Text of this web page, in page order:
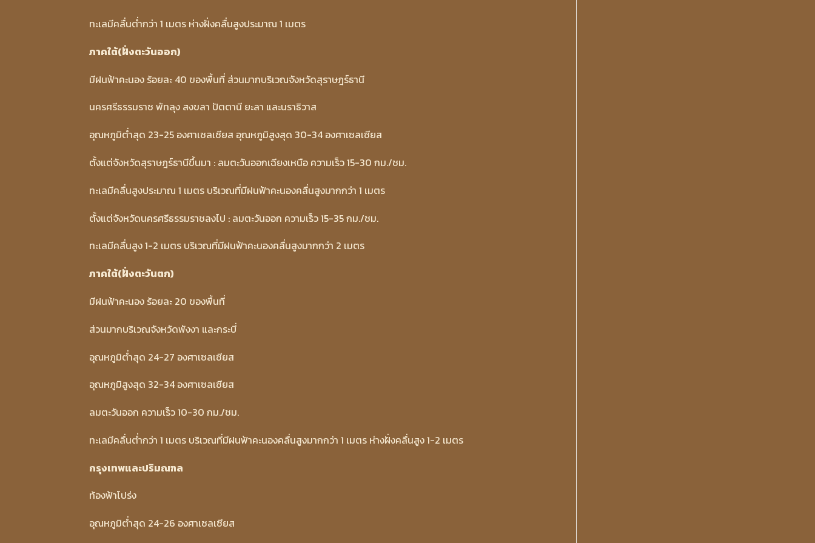
ทะเลมีคลื่นต่ำกว่า 1 เมตร ห่างฝั่งคลื่นสูงประมาณ 1 เมตร
ภาคใต้(ฝั่งตะวันออก)
มีฝนฟ้าคะนอง ร้อยละ 40 ของพื้นที่ ส่วนมากบริเวณจังหวัดสุราษฎร์ธานี
นครศรีธรรมราช พัทลุง สงขลา ปัตตานี ยะลา และนราธิวาส
อุณหภูมิต่ำสุด 23-25 องศาเซลเซียส อุณหภูมิสูงสุด 30-34 องศาเซลเซียส
ตั้งแต่จังหวัดสุราษฎร์ธานีขึ้นมา : ลมตะวันออกเฉียงเหนือ ความเร็ว 15-30 กม./ชม.
ทะเลมีคลื่นสูงประมาณ 1 เมตร บริเวณที่มีฝนฟ้าคะนองคลื่นสูงมากกว่า 1 เมตร
ตั้งแต่จังหวัดนครศรีธรรมราชลงไป : ลมตะวันออก ความเร็ว 15-35 กม./ชม.
ทะเลมีคลื่นสูง 1-2 เมตร บริเวณที่มีฝนฟ้าคะนองคลื่นสูงมากกว่า 2 เมตร
ภาคใต้(ฝั่งตะวันตก)
มีฝนฟ้าคะนอง ร้อยละ 20 ของพื้นที่
ส่วนมากบริเวณจังหวัดพังงา และกระบี่
อุณหภูมิต่ำสุด 24-27 องศาเซลเซียส
อุณหภูมิสูงสุด 32-34 องศาเซลเซียส
ลมตะวันออก ความเร็ว 10-30 กม./ชม.
ทะเลมีคลื่นต่ำกว่า 1 เมตร บริเวณที่มีฝนฟ้าคะนองคลื่นสูงมากกว่า 1 เมตร ห่างฝั่งคลื่นสูง 1-2 เมตร
กรุงเทพและปริมณฑล
ท้องฟ้าโปร่ง
อุณหภูมิต่ำสุด 24-26 องศาเซลเซียส